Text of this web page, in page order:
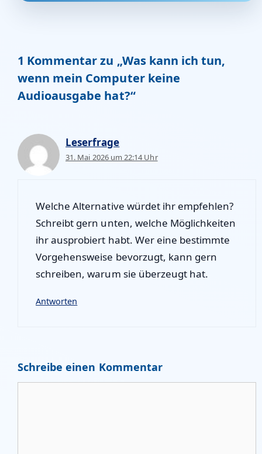
1 Kommentar zu „Was kann ich tun,
wenn mein Computer keine
Audioausgabe hat?“
Leserfrage
31. Mai 2026 um 22:14 Uhr
Welche Alternative würdet ihr empfehlen?
Schreibt gern unten, welche Möglichkeiten
ihr ausprobiert habt. Wer eine bestimmte
Vorgehensweise bevorzugt, kann gern
schreiben, warum sie überzeugt hat.
Antworten
Schreibe einen Kommentar